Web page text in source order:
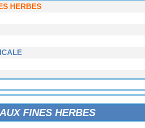
HERBES
FINES HERBES